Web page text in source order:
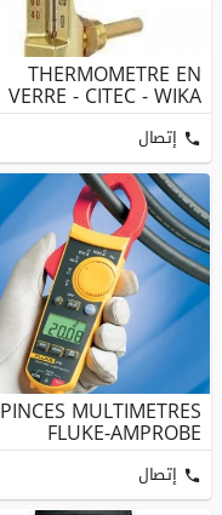
THERMOMETRE EN
VERRE - CITEC - WIKA
إتصال
PINCES MULTIMETRES
FLUKE-AMPROBE
إتصال